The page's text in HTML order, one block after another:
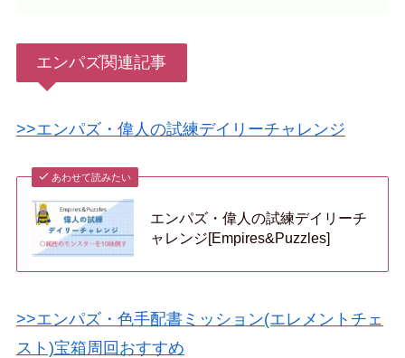
エンパズ関連記事
>>エンパズ・偉人の試練デイリーチャレンジ
あわせて読みたい
エンパズ・偉人の試練デイリーチ
ャレンジ[Empires&Puzzles]
>>エンパズ・色手配書ミッション(エレメントチェ
スト)宝箱周回おすすめ